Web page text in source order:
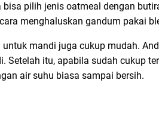
pilih jenis oatmeal dengan
menghaluskan gandum pakai
mandi juga cukup mudah.
Setelah itu, apabila sudah cukup
air suhu biasa sampai bersih.